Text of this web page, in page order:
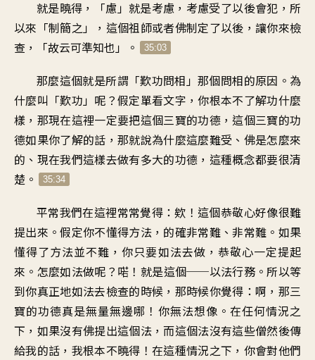
就是曉得，「慮」就是考慮，考慮受了以後會犯，所
以來「制簡之」，這個祖師或者佛制定了以後，讓你來檢
查，「故云可準知也」。
35:03
那麼這個就是所謂「歎功問相」那個問相的原因。為
什麼叫「歎功」呢？假定單看文字，你根本不了解功什麼
樣，那現在這裡一定要把這個三寶的功德，這個三寶的功
德如果你了解的話，那就說為什麼這麼難受、佛是怎麼來
的、現在我們這樣去做有多大的功德，這種概念都要很清
楚。
35:34
平常我們在這裡常常覺得：欸！這個恭敬心好像很難
提出來。假定你不懂得方法，的確非常難、非常難。如果
懂得了方法並不難，你只要如法去做，恭敬心一定提起
來。怎麼如法做呢？喏！就是這個──以法行務。所以等
到你真正地如法去檢查的時候，那時候你覺得：啊，那三
寶的功德真是無量無邊哪！你無法想像。在任何情況之
下，如果沒有佛提出這個法，而這個法沒有這些僧然後傳
給我的話，我根本不曉得！在這種情況之下，你會對他們